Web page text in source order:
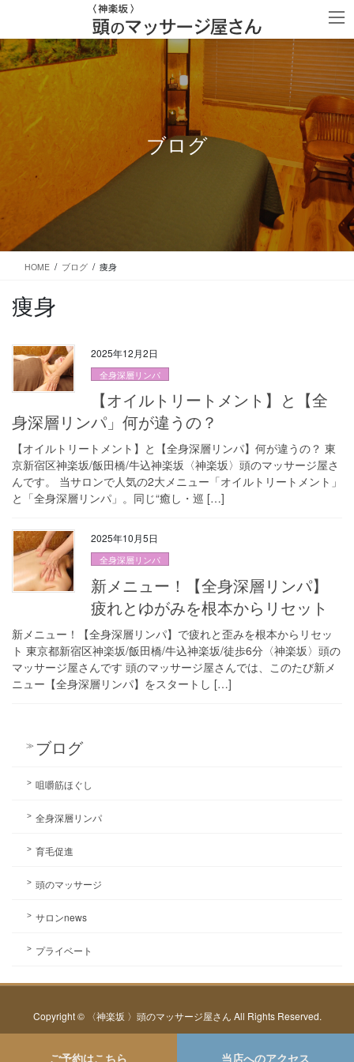
テ
ン
ツ
に
ゲ
ー
シ
ョ
ブログ
HOME ブログ 痩身
痩身
2025年12月2日
全身深層リンパ
【オイルトリートメント】と【全
身深層リンパ」何が違うの？
【オイルトリートメント】と【全身深層リンパ】何が違うの？ 東
京新宿区神楽坂/飯田橋/牛込神楽坂〈神楽坂〉頭のマッサージ屋さ
んです。 当サロンで人気の2大メニュー「オイルトリートメント」
と「全身深層リンパ」。同じ“癒し・巡 […]
2025年10月5日
全身深層リンパ
新メニュー！【全身深層リンパ】
疲れとゆがみを根本からリセット
新メニュー！【全身深層リンパ】で疲れと歪みを根本からリセッ
ト 東京都新宿区神楽坂/飯田橋/牛込神楽坂/徒歩6分〈神楽坂〉頭の
マッサージ屋さんです 頭のマッサージ屋さんでは、このたび新メ
ニュー【全身深層リンパ】をスタートし […]
ブログ
咀嚼筋ほぐし
全身深層リンパ
育毛促進
頭のマッサージ
サロンnews
プライベート
Copyright © 〈神楽坂 〉頭のマッサージ屋さん All Rights Reserved.
ご予約はこちら 当店へのアクセス